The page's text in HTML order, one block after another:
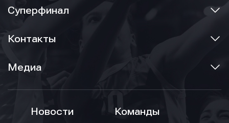
Суперфинал
Контакты
Медиа
Новости
Команды